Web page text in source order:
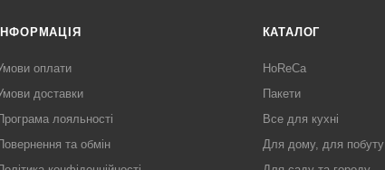
ІНФОРМАЦІЯ
оплати
доставки
лояльності
та обмін
КАТАЛОГ
HoReCa
Пакети
Все для кухні
Для дому, для побуту